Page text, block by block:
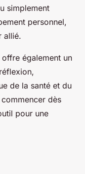
simplement
personnel,
allié.
également un
de la santé et du
dès
pour une